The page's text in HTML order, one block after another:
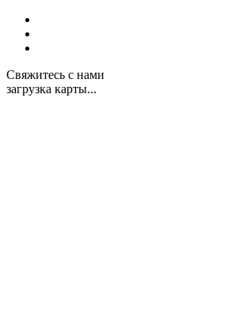
Свяжитесь с нами
загрузка карты...